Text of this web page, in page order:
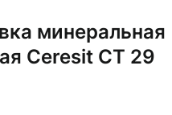
минеральная
Ceresit CT 29